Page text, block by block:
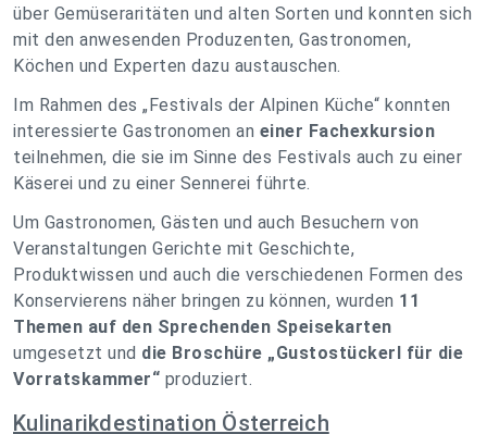
über Gemüseraritäten und alten Sorten und konnten sich
mit den anwesenden Produzenten, Gastronomen,
Köchen und Experten dazu austauschen.
Im Rahmen des „Festivals der Alpinen Küche“ konnten
interessierte Gastronomen an einer Fachexkursion
teilnehmen, die sie im Sinne des Festivals auch zu einer
Käserei und zu einer Sennerei führte.
Um Gastronomen, Gästen und auch Besuchern von
Veranstaltungen Gerichte mit Geschichte,
Produktwissen und auch die verschiedenen Formen des
Konservierens näher bringen zu können, wurden 11
Themen auf den Sprechenden Speisekarten
umgesetzt und die Broschüre „Gustostückerl für die
Vorratskammer“ produziert.
Kulinarikdestination Österreich